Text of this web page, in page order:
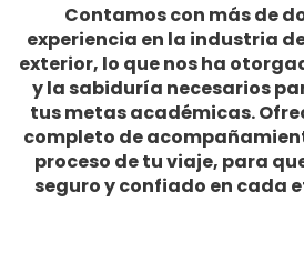
Contamos con más de
experiencia en la industria
exterior, lo que nos ha
y la sabiduría necesarios
tus metas académicas.
completo de
proceso de tu viaje, para
seguro y confiado en cada